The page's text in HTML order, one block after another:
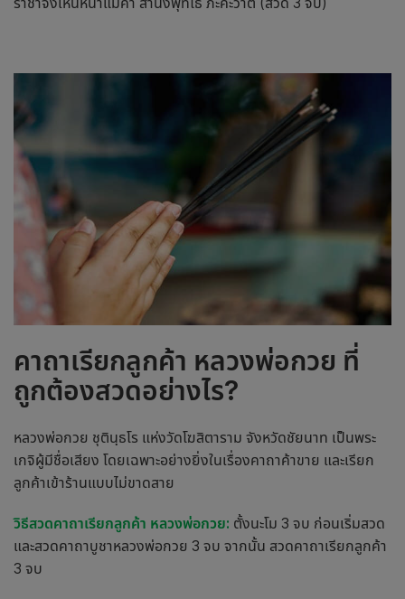
คาถาเรียกลูกค้า หลวงพ่อกวย ที่
ถูกต้องสวดอย่างไร?
หลวงพ่อกวย ชุตินฺธโร แห่งวัดโฆสิตาราม จังหวัดชัยนาท เป็นพระ
เกจิผู้มีชื่อเสียง โดยเฉพาะอย่างยิ่งในเรื่องคาถาค้าขาย และเรียก
ลูกค้าเข้าร้านแบบไม่ขาดสาย
วิธีสวดคาถาเรียกลูกค้า หลวงพ่อกวย: ตั้งนะโม 3 จบ ก่อนเริ่มสวด
และสวดคาถาบูชาหลวงพ่อกวย 3 จบ จากนั้น สวดคาถาเรียกลูกค้า
3 จบ